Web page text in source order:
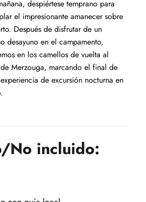
despiértese temprano para
el impresionante amanecer sobre
Después de disfrutar de un
desayuno en el campamento,
en los camellos de vuelta al
Merzouga, marcando el final de
de excursión nocturna en
No incluido: